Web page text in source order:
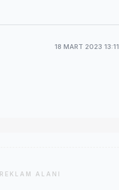
18 MART 2023 13:11
REKLAM ALANI